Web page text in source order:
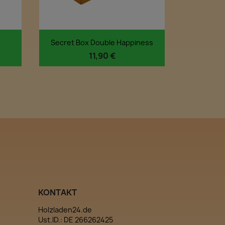
 Vorschau
Secret Box Double Happiness
11,90 €
KONTAKT
Holzladen24.de
Ust.ID.: DE 266262425